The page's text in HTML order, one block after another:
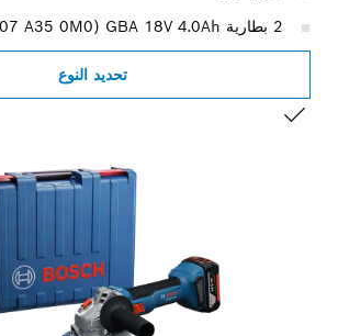
تحديد النوع